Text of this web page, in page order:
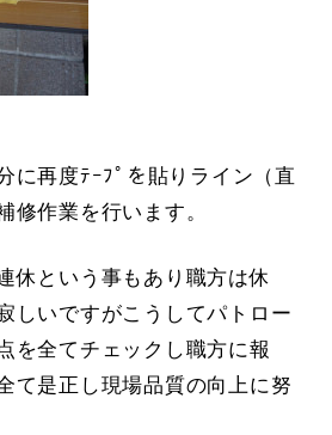
に再度ﾃｰﾌﾟを貼りライン（直
修作業を行います。
休という事もあり職方は休
しいですがこうしてパトロー
を全てチェックし職方に報
て是正し現場品質の向上に努